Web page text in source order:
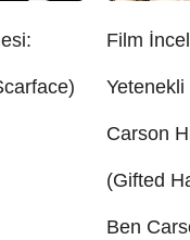
Film
Carson
(Gifted
Ben